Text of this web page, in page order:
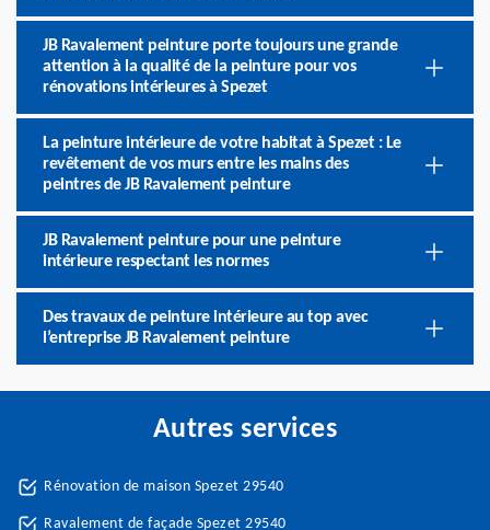
JB Ravalement peinture porte toujours une grande
attention à la qualité de la peinture pour vos
rénovations intérieures à Spezet
La peinture intérieure de votre habitat à Spezet : Le
revêtement de vos murs entre les mains des
peintres de JB Ravalement peinture
JB Ravalement peinture pour une peinture
intérieure respectant les normes
Des travaux de peinture intérieure au top avec
l’entreprise JB Ravalement peinture
Autres services
Rénovation de maison Spezet 29540
Ravalement de façade Spezet 29540